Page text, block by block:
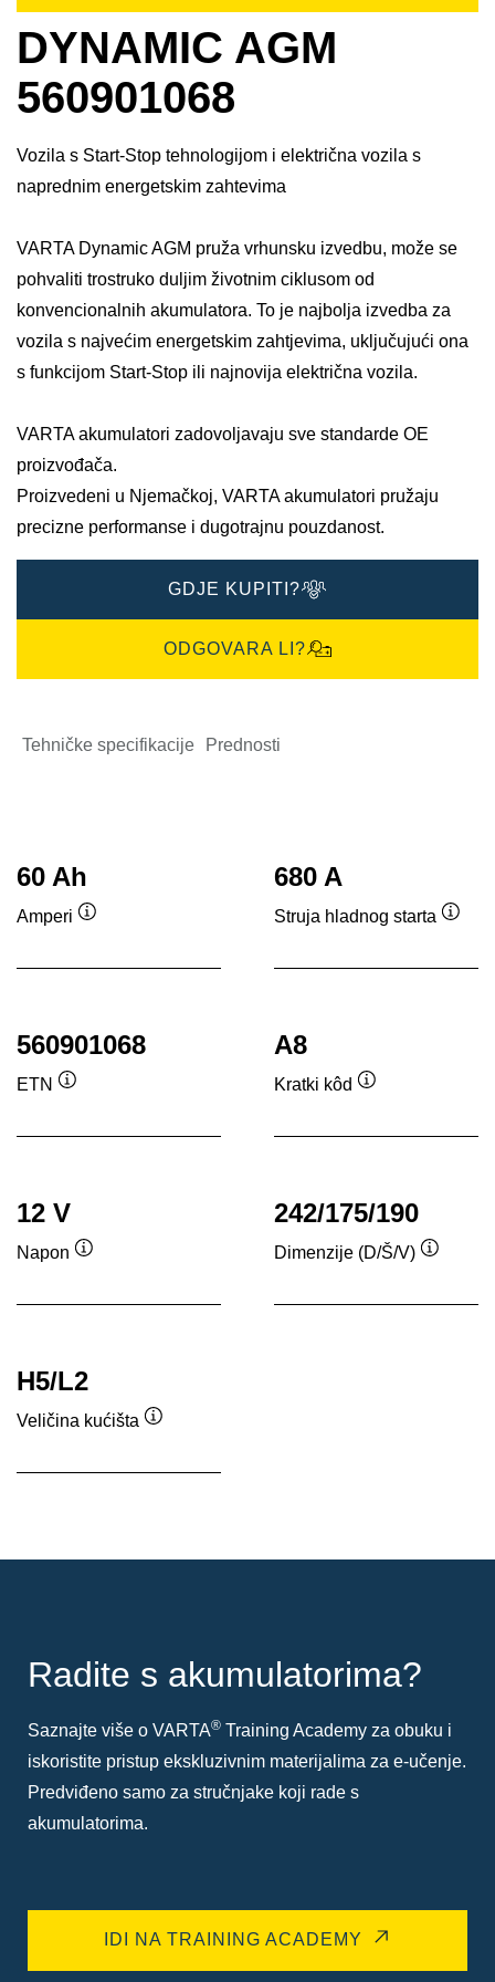
DYNAMIC AGM
560901068
Vozila s Start-Stop tehnologijom i električna vozila s
naprednim energetskim zahtevima
VARTA Dynamic AGM pruža vrhunsku izvedbu, može se
pohvaliti trostruko duljim životnim ciklusom od
konvencionalnih akumulatora. To je najbolja izvedba za
vozila s najvećim energetskim zahtjevima, uključujući ona
s funkcijom Start-Stop ili najnovija električna vozila. ​
VARTA akumulatori zadovoljavaju sve standarde OE
proizvođača.​
Proizvedeni u Njemačkoj, VARTA akumulatori pružaju
precizne performanse i dugotrajnu pouzdanost.
GDJE KUPITI?
ODGOVARA LI?
Tehničke specifikacije Prednosti
60 Ah
Amperi
680 A
Struja hladnog starta
560901068
ETN
A8
Kratki kôd
12 V
Napon
242/175/190
Dimenzije (D/Š/V)
H5/L2
Veličina kućišta
Radite s akumulatorima?
Saznajte više o VARTA® Training Academy za obuku i
iskoristite pristup ekskluzivnim materijalima za e-učenje.
Predviđeno samo za stručnjake koji rade s
akumulatorima.
IDI NA TRAINING ACADEMY